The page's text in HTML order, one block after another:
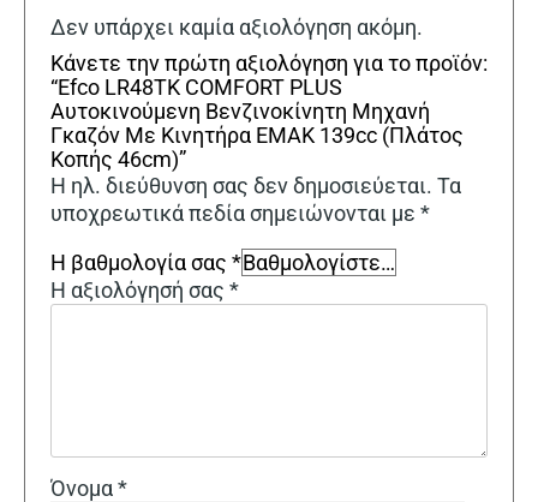
Δεν υπάρχει καμία αξιολόγηση ακόμη.
Κάνετε την πρώτη αξιολόγηση για το προϊόν:
“Efco LR48TK COMFORT PLUS
Αυτοκινούμενη Βενζινοκίνητη Μηχανή
Γκαζόν Με Κινητήρα EMAK 139cc (Πλάτος
Κοπής 46cm)”
Η ηλ. διεύθυνση σας δεν δημοσιεύεται. Τα
υποχρεωτικά πεδία σημειώνονται με *
Η βαθμολογία σας *
Η αξιολόγησή σας *
Όνομα*